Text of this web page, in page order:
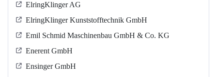
ElringKlinger AG
ElringKlinger Kunststofftechnik GmbH
Emil Schmid Maschinenbau GmbH & Co. KG
Enerent GmbH
Ensinger GmbH